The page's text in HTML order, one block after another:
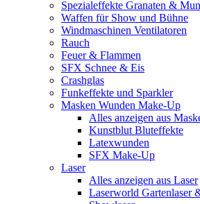
Spezialeffekte Granaten &
Waffen für Show und Bühne
Windmaschinen Ventilatoren
Rauch
Feuer & Flammen
SFX Schnee & Eis
Crashglas
Funkeffekte und Sparkler
Masken Wunden Make-Up
Alles anzeigen aus
Kunstblut Bluteffekte
Latexwunden
SFX Make-Up
Laser
Alles anzeigen aus Laser
Laserworld Gartenlaser